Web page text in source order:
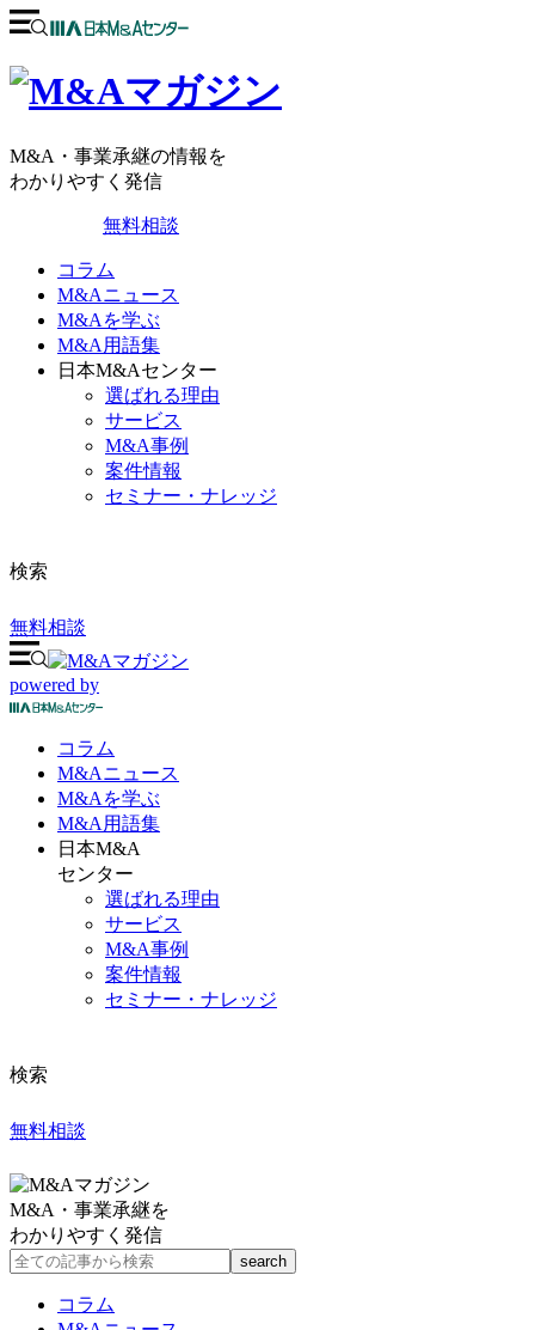
M&A・事業承継の情報を
わかりやすく発信
無料相談
コラム
M&Aニュース
M&Aを学ぶ
M&A用語集
日本M&Aセンター
選ばれる理由
サービス
M&A事例
案件情報
セミナー・ナレッジ
検索
無料相談
powered by
コラム
M&Aニュース
M&Aを学ぶ
M&A 用語集
日本M&A
センター
選ばれる理由
サービス
M&A事例
案件情報
セミナー・ナレッジ
検索
無料相談
M&A・事業承継を
わかりやすく発信
コラム